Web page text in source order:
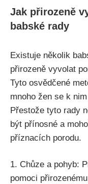
Jak přirozeně
babské rady
Existuje ‍několik
přirozeně vyvolat
Tyto osvědčené
mnoho žen se k
Přestože tyto rady
být ⁤přínosné a
příznacích porodu.
1. Chůze a⁢ pohyb:
pomoci